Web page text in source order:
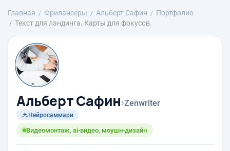
Главная Фрилансеры Альберт Сафин
Портфолио
Текст для лэндинга. Карты для фокусов.
Альберт Сафин›Zenwriter
Нейросаммари
Видеомонтаж, ai-видео, моушн-дизайн